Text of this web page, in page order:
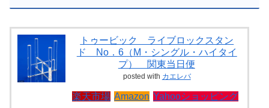
トゥービック ライブロックスタン
ド No．6（M・シングル・ハイタイ
プ） 関東当日便
posted with カエレバ
楽天市場 Amazon Yahooショッピング